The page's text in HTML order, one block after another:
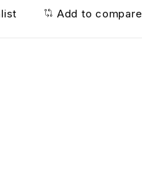
Add to compare